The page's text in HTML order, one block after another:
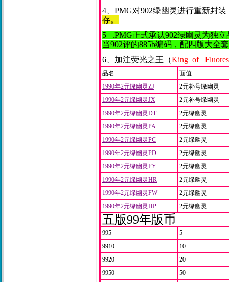
4、PMG对902绿幽灵进行重新封装
存。
5 .PMG正式承认902绿幽灵为独
当902评的885b编码，配四版大
6、加注荧光之王（King of
品名
面值
1990年2元绿幽灵ZJ
2元补号绿幽灵
1990年2元绿幽灵JX
2元补号绿幽灵
1990年2元绿幽灵DT
2元绿幽灵
1990年2元绿幽灵PA
2元绿幽灵
1990年2元绿幽灵PC
2元绿幽灵
1990年2元绿幽灵PD
2元绿幽灵
1990年2元绿幽灵FY
2元绿幽灵
1990年2元绿幽灵HR
2元绿幽灵
1990年2元绿幽灵FW
2元绿幽灵
1990年2元绿幽灵HP
2元绿幽灵
五版99年版币
995
5
9910
10
9920
20
9950
50